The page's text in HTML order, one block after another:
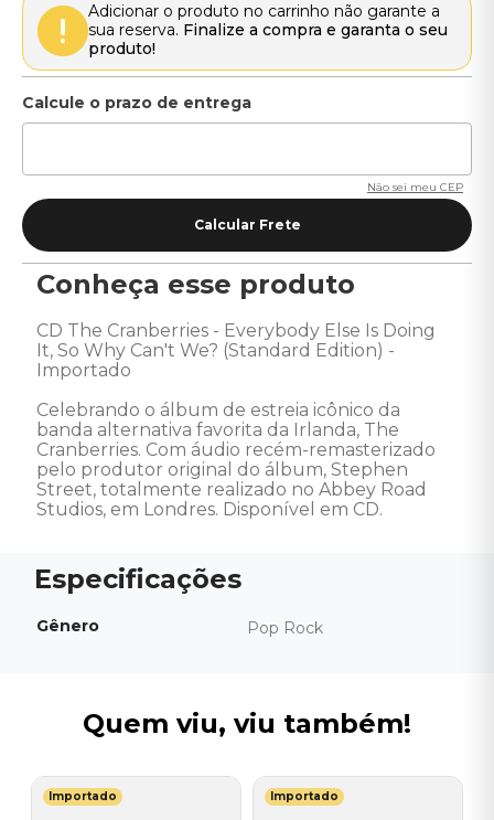
Adicionar o produto no carrinho não garante a
sua reserva. Finalize a compra e garanta o seu
produto!
Não sei meu CEP
Conheça esse produto
CD The Cranberries - Everybody Else Is Doing
It, So Why Can't We? (Standard Edition) -
Importado
Celebrando o álbum de estreia icônico da
banda alternativa favorita da Irlanda, The
Cranberries. Com áudio recém-remasterizado
pelo produtor original do álbum, Stephen
Street, totalmente realizado no Abbey Road
Studios, em Londres. Disponível em CD.
Gênero Pop Rock
Quem viu, viu também!
Importado Importado